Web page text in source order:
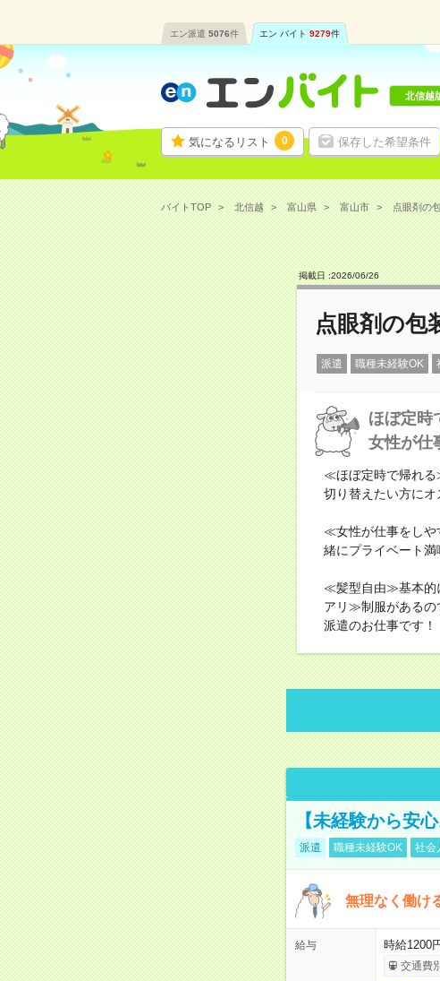
エン派遣 5076件 エン バイト 9279件
気になるリスト 0 保存した希望条件
北信越
バイトTOP 北信越 富山県 富山市 点眼剤の
掲載日 :2026/06/26
点眼剤の包
派遣 職種未経験OK
ほぼ定時
女性が仕
≪ほぼ定時で帰れる
切り替えたい方にオ
≪女性が仕事をし
緒にプライベート満
≪髪型自由≫基本的
アリ≫制服があるの
派遣のお仕事です！
【未経験から安
派遣 職種未経験OK 社会
無理なく働け
給与 時給1200
交通費